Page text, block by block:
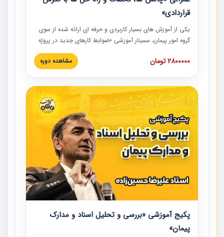
قراردادی»
یکی از آموزش‏‏‏‏‏‏ های بسیار کاربردی و حرفه‏ ای ارائه شده از سوی
گروه امور پیمان، سمینار آموزشی «ضوابط کارهای جدید در پروژه
های عمرانی» چالش ها، تخلفات و راه حل ها با نگرش قراردادی
است که در محل سندیکای شرکت های ساختمانی کشور ارائه شد.
مدارک پیمان به همراه تجربیات عملی ارائه شده است.
2800000 تومان مشاهده دوره
پکیج آموزشی «بررسی و تحلیل اسناد و مدارک
پیمان»